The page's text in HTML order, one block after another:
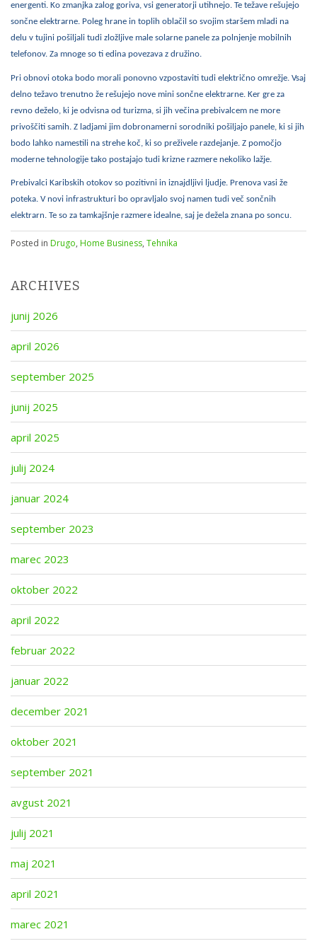
energenti. Ko zmanjka zalog goriva, vsi generatorji utihnejo. Te težave rešujejo
sončne elektrarne. Poleg hrane in toplih oblačil so svojim staršem mladi na
delu v tujini pošiljali tudi zložljive male solarne panele za polnjenje mobilnih
telefonov. Za mnoge so ti edina povezava z družino.
Pri obnovi otoka bodo morali ponovno vzpostaviti tudi električno omrežje. Vsaj
delno težavo trenutno že rešujejo nove mini sončne elektrarne. Ker gre za
revno deželo, ki je odvisna od turizma, si jih večina prebivalcem ne more
privoščiti samih. Z ladjami jim dobronamerni sorodniki pošiljajo panele, ki si jih
bodo lahko namestili na strehe koč, ki so preživele razdejanje. Z pomočjo
moderne tehnologije tako postajajo tudi krizne razmere nekoliko lažje.
Prebivalci Karibskih otokov so pozitivni in iznajdljivi ljudje. Prenova vasi že
poteka. V novi infrastrukturi bo opravljalo svoj namen tudi več sončnih
elektrarn. Te so za tamkajšnje razmere idealne, saj je dežela znana po soncu.
Posted in Drugo, Home Business, Tehnika
ARCHIVES
junij 2026
april 2026
september 2025
junij 2025
april 2025
julij 2024
januar 2024
september 2023
marec 2023
oktober 2022
april 2022
februar 2022
januar 2022
december 2021
oktober 2021
september 2021
avgust 2021
julij 2021
maj 2021
april 2021
marec 2021